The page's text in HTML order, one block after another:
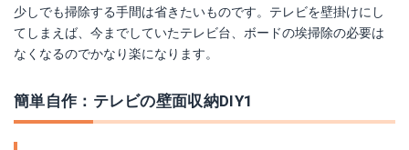
BRIWAX トルエンフリー ジャコビアン 370ml
Amazonで詳細を見る
Yahoo!ショッピングで見る
少しでも掃除する手間は省きたいものです。テレビを壁掛けにし
てしまえば、今までしていたテレビ台、ボードの埃掃除の必要は
なくなるのでかなり楽になります。
簡単自作：テレビの壁面収納DIY1